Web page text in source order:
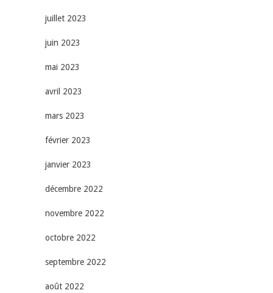
juillet 2023
juin 2023
mai 2023
avril 2023
mars 2023
février 2023
janvier 2023
décembre 2022
novembre 2022
octobre 2022
septembre 2022
août 2022